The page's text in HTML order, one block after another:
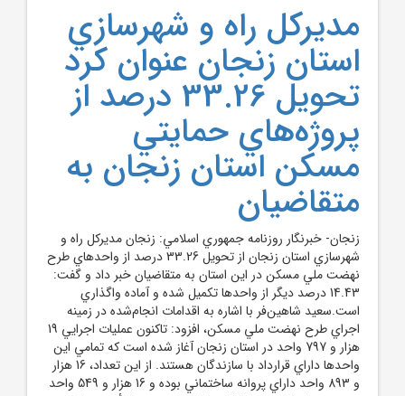
مديرکل راه و شهرسازي
استان زنجان عنوان کرد
تحويل 33.26 درصد از
پروژه‌هاي حمايتي
مسکن استان زنجان به
متقاضيان
زنجان- خبرنگار روزنامه جمهوري اسلامي: زنجان مديرکل راه و
شهرسازي استان زنجان از تحويل 33.26 درصد از واحدهاي طرح
نهضت ملي مسکن در اين استان به متقاضيان خبر داد و گفت:
14.43 درصد ديگر از واحدها تکميل شده و آماده واگذاري
است.سعيد شاهين‌فر با اشاره به اقدامات انجام‌شده در زمينه
اجراي طرح نهضت ملي مسکن، افزود: تاکنون عمليات اجرايي 19
هزار و 797 واحد در استان زنجان آغاز شده است که تمامي اين
واحدها داراي قرارداد با سازندگان هستند. از اين تعداد، 16 هزار
و 893 واحد داراي پروانه ساختماني بوده و 16 هزار و 549 واحد